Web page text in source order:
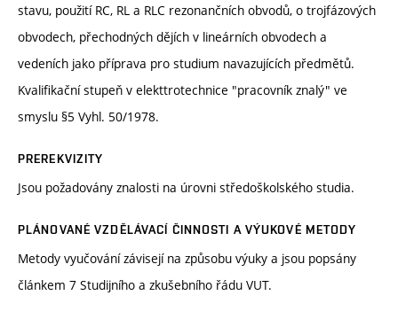
stavu, použití RC, RL a RLC rezonančních obvodů, o trojfázových
obvodech, přechodných dějích v lineárních obvodech a
vedeních jako příprava pro studium navazujících předmětů.
Kvalifikační stupeň v elekttrotechnice "pracovník znalý" ve
smyslu §5 Vyhl. 50/1978.
PREREKVIZITY
Jsou požadovány znalosti na úrovni středoškolského studia.
PLÁNOVANÉ VZDĚLÁVACÍ ČINNOSTI A VÝUKOVÉ METODY
Metody vyučování závisejí na způsobu výuky a jsou popsány
článkem 7 Studijního a zkušebního řádu VUT.